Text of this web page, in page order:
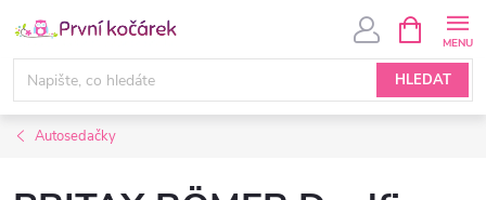
na
obsah
HLEDAT
NÁKUPNÍ
KOŠÍK
Autosedačky